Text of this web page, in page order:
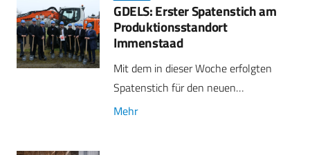
GDELS: Erster Spatenstich am
Produktionsstandort
Immenstaad
Mit dem in dieser Woche erfolgten
Spatenstich für den neuen…
Mehr